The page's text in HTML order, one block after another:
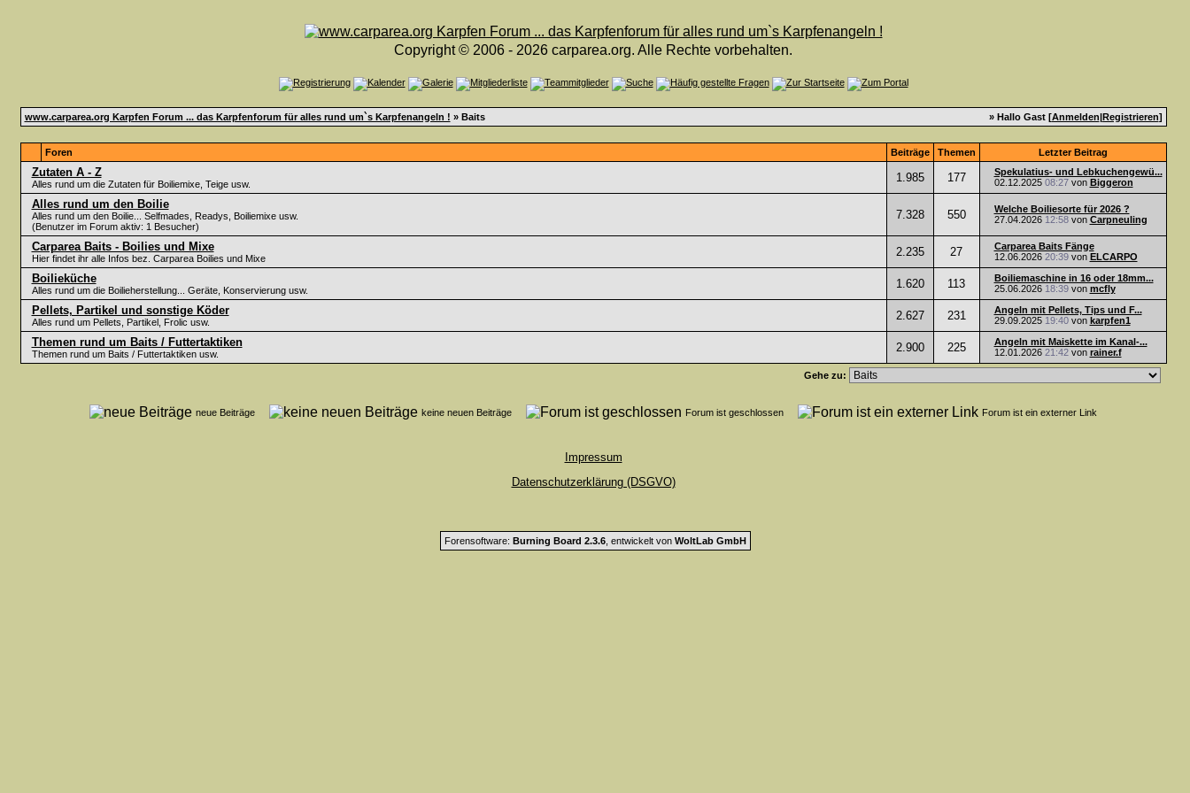
Copyright © 2006 - 2026 carparea.org. Alle Rechte vorbehalten.
www.carparea.org Karpfen Forum ... das Karpfenforum für alles rund um`s Karpfenangeln ! » Baits » Hallo Gast [Anmelden|Registrieren]
Foren Beiträge Themen Letzter Beitrag
Zutaten A - Z
Alles rund um die Zutaten für Boiliemixe, Teige usw. 1.985 177
Spekulatius- und Lebkuchengewü...
02.12.2025 08:27von Biggeron
Alles rund um den Boilie
Alles rund um den Boilie... Selfmades, Readys, Boiliemixe usw.
(Benutzer im Forum aktiv: 1 Besucher)
7.328 550
Welche Boiliesorte für 2026 ?
27.04.2026 12:58von Carpneuling
Carparea Baits - Boilies und Mixe
Hier findet ihr alle Infos bez. Carparea Boilies und Mixe 2.235 27
Carparea Baits Fänge
12.06.2026 20:39von ELCARPO
Boilieküche
Alles rund um die Boilieherstellung... Geräte, Konservierung usw. 1.620 113
Boiliemaschine in 16 oder 18mm...
25.06.2026 18:39von mcfly
Pellets, Partikel und sonstige Köder
Alles rund um Pellets, Partikel, Frolic usw. 2.627 231
Angeln mit Pellets, Tips und F...
29.09.2025 19:40von karpfen1
Themen rund um Baits / Futtertaktiken
Themen rund um Baits / Futtertaktiken usw. 2.900 225
Angeln mit Maiskette im Kanal-...
12.01.2026 21:42von rainer.f
Gehe zu:
neue Beiträge keine neuen Beiträge Forum ist geschlossen Forum ist ein externer Link
Impressum
Datenschutzerklärung (DSGVO)
Forensoftware: Burning Board 2.3.6, entwickelt von WoltLab GmbH